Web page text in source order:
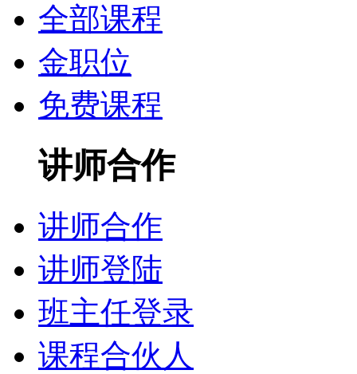
全部课程
金职位
免费课程
讲师合作
讲师合作
讲师登陆
班主任登录
课程合伙人